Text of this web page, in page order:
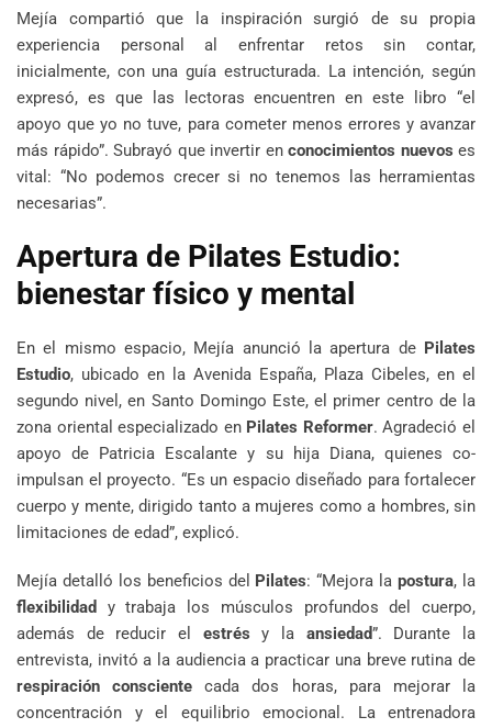
Mejía compartió que la inspiración surgió de su propia
experiencia personal al enfrentar retos sin contar,
inicialmente, con una guía estructurada. La intención, según
expresó, es que las lectoras encuentren en este libro “el
apoyo que yo no tuve, para cometer menos errores y avanzar
más rápido”. Subrayó que invertir en conocimientos nuevos es
vital: “No podemos crecer si no tenemos las herramientas
necesarias”.
Apertura de Pilates Estudio:
bienestar físico y mental
En el mismo espacio, Mejía anunció la apertura de Pilates
Estudio, ubicado en la Avenida España, Plaza Cibeles, en el
segundo nivel, en Santo Domingo Este, el primer centro de la
zona oriental especializado en Pilates Reformer. Agradeció el
apoyo de Patricia Escalante y su hija Diana, quienes co-
impulsan el proyecto. “Es un espacio diseñado para fortalecer
cuerpo y mente, dirigido tanto a mujeres como a hombres, sin
limitaciones de edad”, explicó.
Mejía detalló los beneficios del Pilates: “Mejora lapostura, la
flexibilidad
y trabaja los músculos profundos del cuerpo,
además de reducir el estrés y la ansiedad”. Durante la
entrevista, invitó a la audiencia a practicar una breve rutina de
respiración consciente cada dos horas, para mejorar la
concentración y el equilibrio emocional. La entrenadora